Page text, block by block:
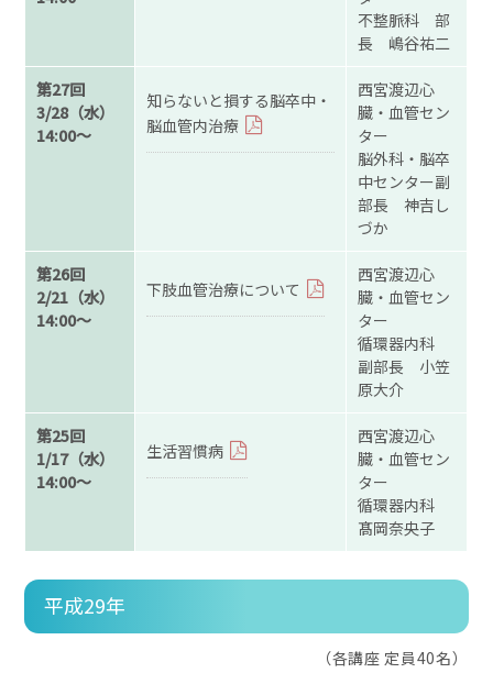
不整脈科 部
長 嶋谷祐二
第27回
3/28（水）
14:00～
知らないと損する脳卒中・
脳血管内治療
西宮渡辺心
臓・血管セン
ター
脳外科・脳卒
中センター副
部長 神吉し
づか
第26回
2/21（水）
14:00～
下肢血管治療について
西宮渡辺心
臓・血管セン
ター
循環器内科
副部長 小笠
原大介
第25回
1/17（水）
14:00～
生活習慣病
西宮渡辺心
臓・血管セン
ター
循環器内科
髙岡奈央子
平成29年
（各講座 定員40名）